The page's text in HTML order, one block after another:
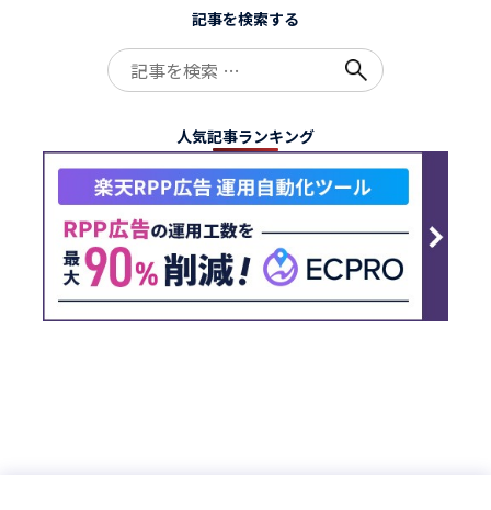
記事を検索する
Search
for:
人気記事ランキング